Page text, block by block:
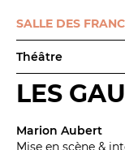
SALLE DES
Théâtre
LES
Marion Aubert
Mise en scène &